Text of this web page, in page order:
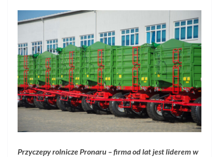
Przyczepy rolnicze Pronaru – firma od lat jest liderem w